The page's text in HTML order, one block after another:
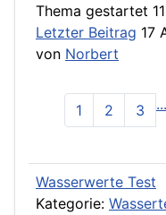
Thema gestartet
Letzter Beitrag 17
von Norbert
1 2 3 ...
Wasserwerte Test
Kategorie: